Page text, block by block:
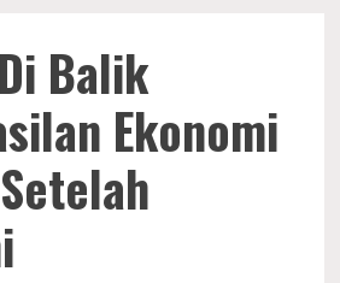
Balik
Ekonomi